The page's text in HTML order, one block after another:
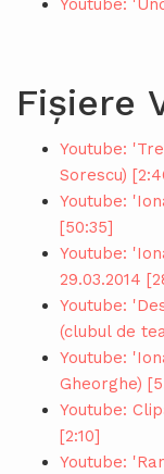
Youtube:
Fișiere
Youtube:
Sorescu)
Youtube:
[50:35]
Youtube:
29.03.2014
Youtube:
(clubul de
Youtube:
Gheorghe)
Youtube:
[2:10]
Youtube: